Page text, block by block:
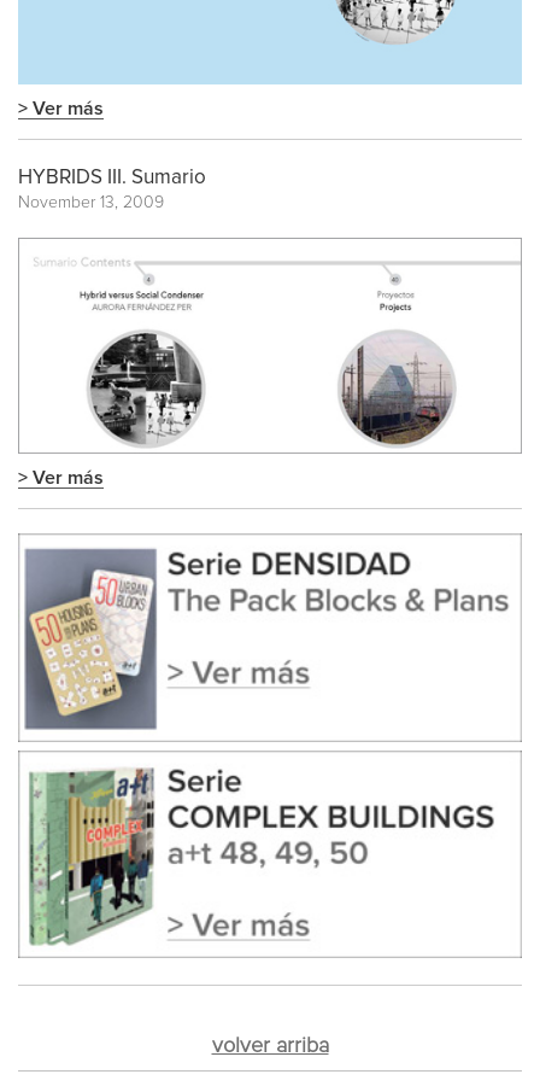
> Ver más
HYBRIDS III. Sumario
November 13, 2009
> Ver más
volver arriba